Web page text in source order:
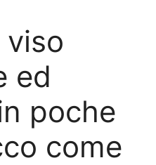
viso
ed
poche
come